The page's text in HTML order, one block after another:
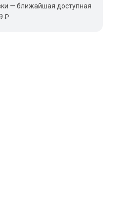
— ближайшая доступная
₽